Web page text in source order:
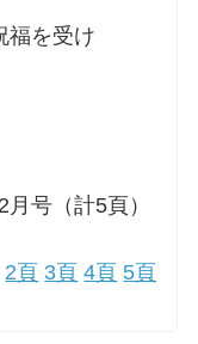
を受け
号（計5頁）
2頁 3頁 4頁 5頁